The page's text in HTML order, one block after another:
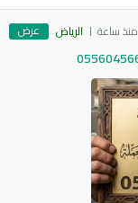
منذ ساعة الرياض عرض